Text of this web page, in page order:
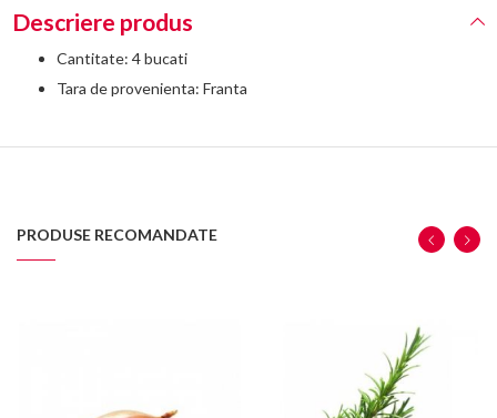
Descriere produs
Cantitate: 4 bucati
Tara de provenienta: Franta
PRODUSE RECOMANDATE